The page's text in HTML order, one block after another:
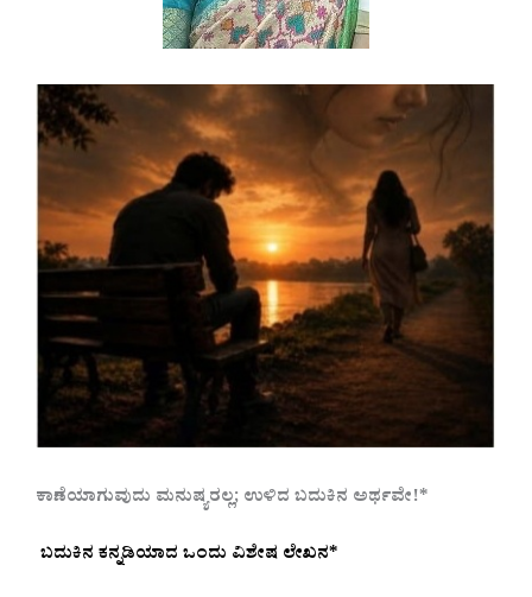
ಕಾಣೆಯಾಗುವುದು ಮನುಷ್ಯರಲ್ಲ; ಉಳಿದ ಬದುಕಿನ ಅರ್ಥವೇ!*
ಬದುಕಿನ ಕನ್ನಡಿಯಾದ ಒಂದು ವಿಶೇಷ ಲೇಖನ*